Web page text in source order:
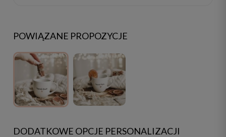
POWIĄZANE PROPOZYCJE
DODATKOWE OPCJE PERSONALIZACJI